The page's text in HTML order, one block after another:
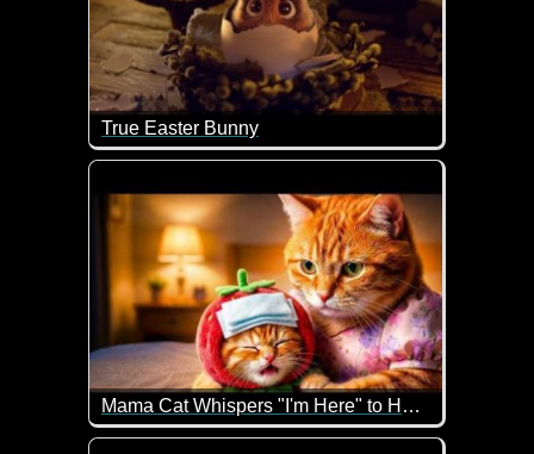
True Easter Bunny
Diese Video ist wirklich zu herzig und passt für
Mama Cat Whispers "I'm Here" to Her Shivering Little Kitten
Wenn das kein herziges KI-Video ist. Einfach lieb